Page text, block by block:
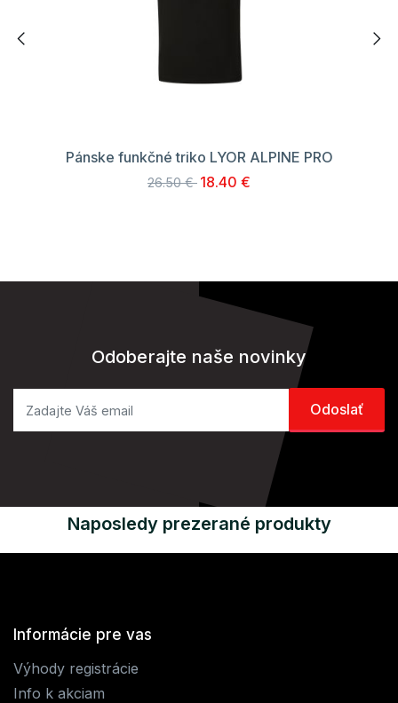
Pánske funkčné triko LYOR ALPINE PRO
26.50 € 18.40 €
Odoberajte naše novinky
Naposledy prezerané produkty
Informácie pre vas
Výhody registrácie
Info k akciam